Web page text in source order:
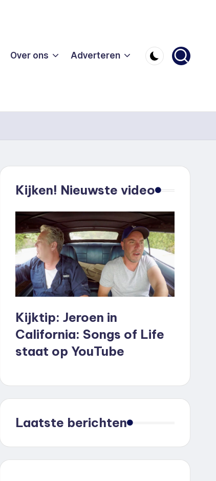
Over ons Adverteren
Kijken! Nieuwste video
Kijktip: Jeroen in
California: Songs of Life
staat op YouTube
Laatste berichten